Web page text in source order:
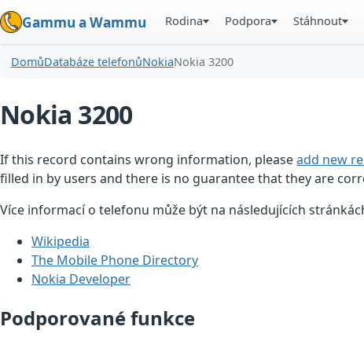
Gammu a Wammu Rodina Podpora Stáhnout
DomůDatabáze telefonůNokiaNokia 3200
Nokia 3200
If this record contains wrong information, pleaseadd new
filled in by users and there is no guarantee that they are
Více informací o telefonu může být na následujících
Wikipedia
The Mobile Phone Directory
Nokia Developer
Podporované funkce